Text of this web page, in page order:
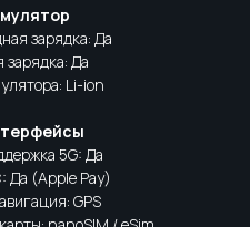
зарядка: Да
Да
Li-ion
5G: Да
Pay)
GPS